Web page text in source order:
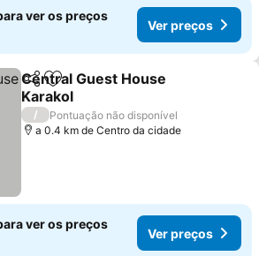
ver os preços
Ver preços
PartilharAdicionar aos favoritos
Central Guest House
Karakol
/
Pontuação não disponível
a 0.4 km de Centro da cidade
ver os preços
Ver preços